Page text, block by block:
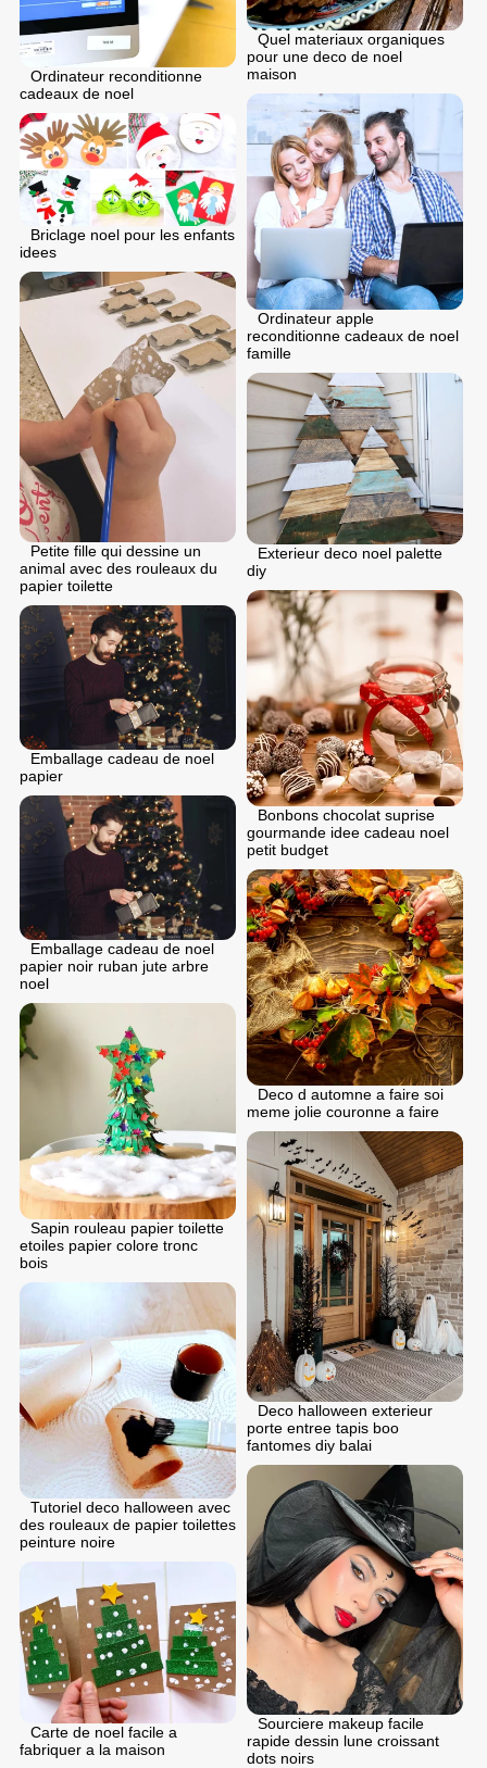
Quel materiaux organiques
pour une deco de noel
maison
Ordinateur reconditionne
cadeaux de noel
Ordinateur apple
reconditionne cadeaux de noel
famille
Briclage noel pour les enfants
idees
Petite fille qui dessine un
animal avec des rouleaux du
papier toilette
Exterieur deco noel palette
diy
Bonbons chocolat suprise
gourmande idee cadeau noel
petit budget
Emballage cadeau de noel
papier
Emballage cadeau de noel
papier noir ruban jute arbre
noel
Deco d automne a faire soi
meme jolie couronne a faire
Sapin rouleau papier toilette
etoiles papier colore tronc
bois
Deco halloween exterieur
porte entree tapis boo
fantomes diy balai
Tutoriel deco halloween avec
des rouleaux de papier toilettes
peinture noire
Sourciere makeup facile
rapide dessin lune croissant
dots noirs
Carte de noel facile a
fabriquer a la maison